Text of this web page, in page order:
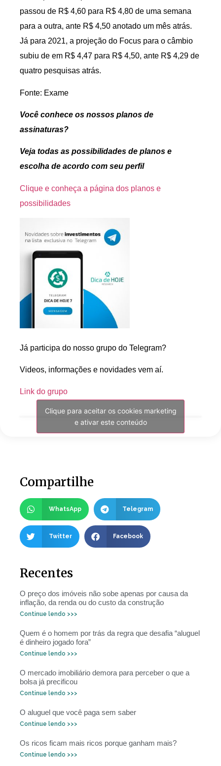
passou de R$ 4,60 para R$ 4,80 de uma semana
para a outra, ante R$ 4,50 anotado um mês atrás.
Já para 2021, a projeção do Focus para o câmbio
subiu de em R$ 4,47 para R$ 4,50, ante R$ 4,29 de
quatro pesquisas atrás.
Fonte: Exame
Você conhece os nossos planos de
assinaturas?
Veja todas as possibilidades de planos e
escolha de acordo com seu perfil
Clique e conheça a página dos planos e
possibilidades
Já participa do nosso grupo do Telegram?
Videos, informações e novidades vem aí.
Link do grupo
Clique para aceitar os cookies marketing
e ativar este conteúdo
Compartilhe
WhatsApp Telegram
Twitter Facebook
Recentes
O preço dos imóveis não sobe apenas por causa da
inflação, da renda ou do custo da construção
Continue lendo >>>
Quem é o homem por trás da regra que desafia “aluguel
é dinheiro jogado fora”
Continue lendo >>>
O mercado imobiliário demora para perceber o que a
bolsa já precificou
Continue lendo >>>
O aluguel que você paga sem saber
Continue lendo >>>
Os ricos ficam mais ricos porque ganham mais?
Continue lendo >>>